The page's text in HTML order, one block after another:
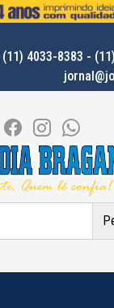
(11) 4033-8383 -